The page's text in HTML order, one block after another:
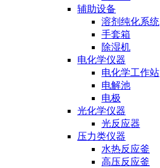
辅助设备
溶剂纯化系统
手套箱
除湿机
电化学仪器
电化学工作站
电解池
电极
光化学仪器
光反应器
压力类仪器
水热反应釜
高压反应釜